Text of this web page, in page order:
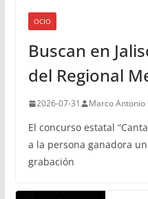
OCIO
Buscan en
del Regional
2026-07-31 Marco Antonio
El concurso estatal
a la persona ganadora
grabación